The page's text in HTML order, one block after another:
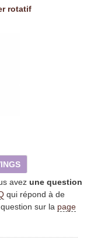
rotatif
avez une question
qui répond à de
sur la page